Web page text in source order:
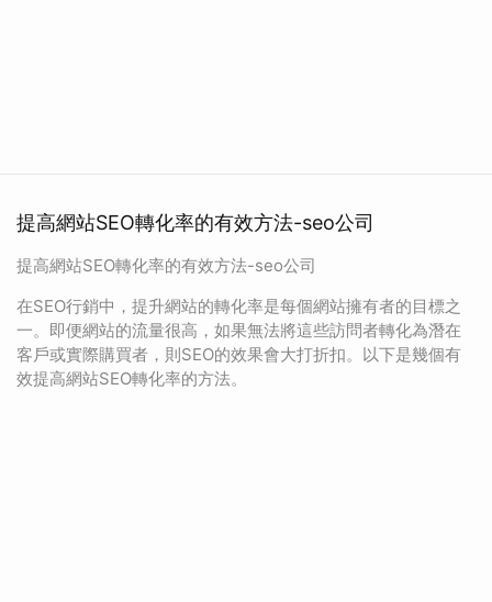
提高網站SEO轉化率的有效方法-seo公司
提高網站SEO轉化率的有效方法-seo公司
在SEO行銷中，提升網站的轉化率是每個網站擁有者的目標之
一。即便網站的流量很高，如果無法將這些訪問者轉化為潛在
客戶或實際購買者，則SEO的效果會大打折扣。以下是幾個有
效提高網站SEO轉化率的方法。